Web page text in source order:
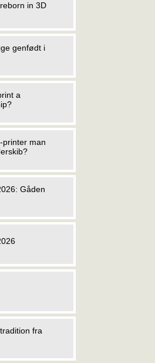
in 3D
genfødt i
a
printer man
Gåden
fra